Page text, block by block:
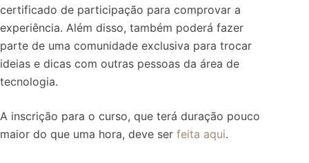
certificado de participação para comprovar a
experiência. Além disso, também poderá fazer
parte de uma comunidade exclusiva para trocar
ideias e dicas com outras pessoas da área de
tecnologia.
A inscrição para o curso, que terá duração pouco
maior do que uma hora, deve ser feita aqui.